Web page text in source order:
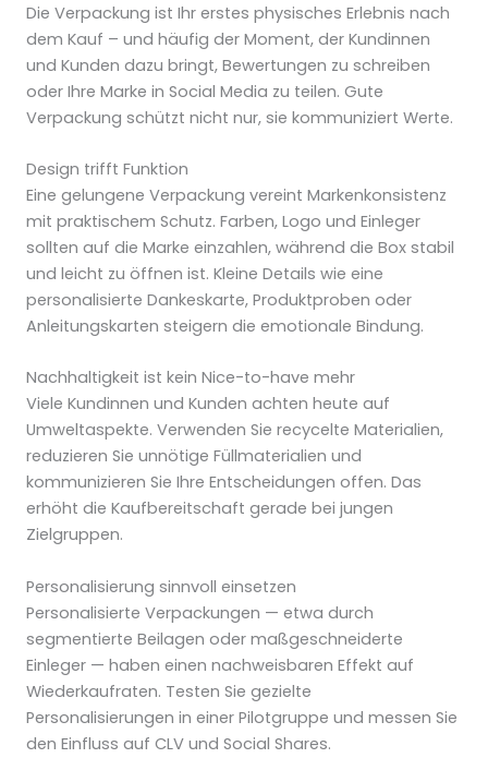
Die Verpackung ist Ihr erstes physisches Erlebnis nach
dem Kauf – und häufig der Moment, der Kundinnen
und Kunden dazu bringt, Bewertungen zu schreiben
oder Ihre Marke in Social Media zu teilen. Gute
Verpackung schützt nicht nur, sie kommuniziert Werte.
Design trifft Funktion
Eine gelungene Verpackung vereint Markenkonsistenz
mit praktischem Schutz. Farben, Logo und Einleger
sollten auf die Marke einzahlen, während die Box stabil
und leicht zu öffnen ist. Kleine Details wie eine
personalisierte Dankeskarte, Produktproben oder
Anleitungskarten steigern die emotionale Bindung.
Nachhaltigkeit ist kein Nice-to-have mehr
Viele Kundinnen und Kunden achten heute auf
Umweltaspekte. Verwenden Sie recycelte Materialien,
reduzieren Sie unnötige Füllmaterialien und
kommunizieren Sie Ihre Entscheidungen offen. Das
erhöht die Kaufbereitschaft gerade bei jungen
Zielgruppen.
Personalisierung sinnvoll einsetzen
Personalisierte Verpackungen — etwa durch
segmentierte Beilagen oder maßgeschneiderte
Einleger — haben einen nachweisbaren Effekt auf
Wiederkaufraten. Testen Sie gezielte
Personalisierungen in einer Pilotgruppe und messen Sie
den Einfluss auf CLV und Social Shares.